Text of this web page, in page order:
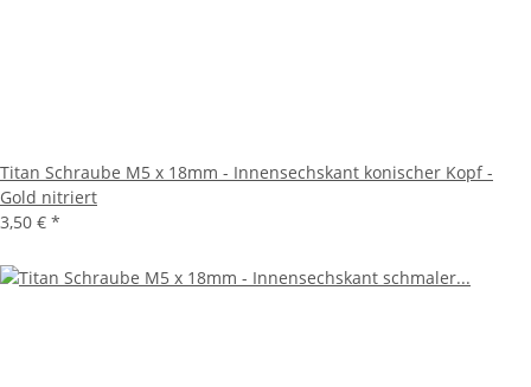
Titan Schraube M5 x 18mm - Innensechskant konischer Kopf -
Gold nitriert
3,50 € *